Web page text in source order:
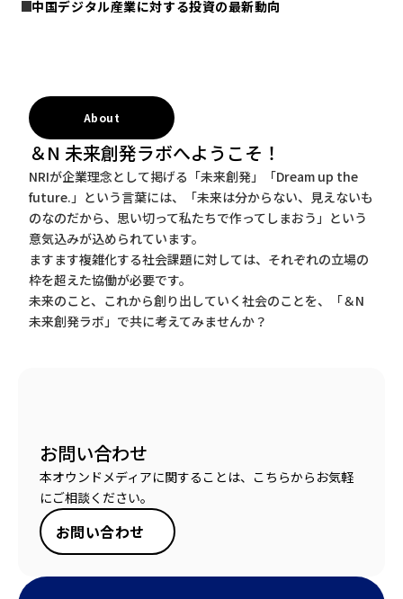
中国デジタル産業に対する投資の最新動向
About
＆N 未来創発ラボへようこそ！
NRIが企業理念として掲げる「未来創発」「Dream up the
future.」という言葉には、「未来は分からない、見えないも
のなのだから、思い切って私たちで作ってしまおう」という
意気込みが込められています。
ますます複雑化する社会課題に対しては、それぞれの立場の
枠を超えた協働が必要です。
未来のこと、これから創り出していく社会のことを、「＆N
未来創発ラボ」で共に考えてみませんか？
お問い合わせ
本オウンドメディアに関することは、こちらからお気軽
にご相談ください。
お問い合わせ